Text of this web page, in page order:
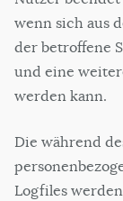
wenn sich aus
der betroffene
und eine
werden kann.
Die während
Logfiles